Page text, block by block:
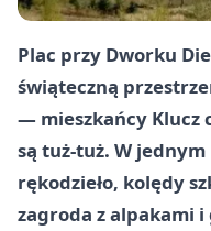
Plac przy Dworku
świąteczną
— mieszkańcy Klucz
są tuż-tuż. W
rękodzieło, kolędy
zagroda z alpakami i